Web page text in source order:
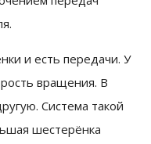
и есть передачи. У
вращения. В
Система такой
шестерёнка